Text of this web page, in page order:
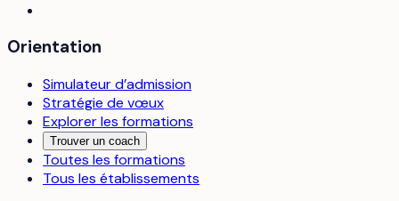
Orientation
Simulateur d’admission
Stratégie de vœux
Explorer les formations
Trouver un coach
Toutes les formations
Tous les établissements